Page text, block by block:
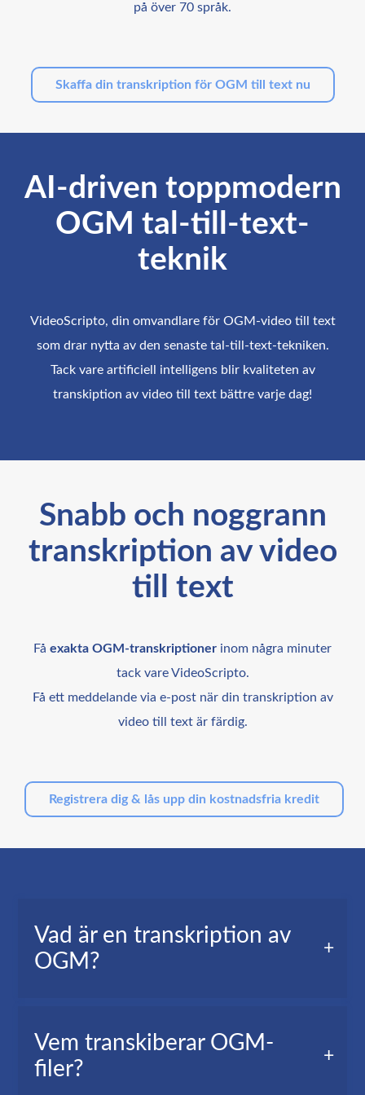
på över 70 språk.
Skaffa din transkription för OGM till text nu
AI-driven toppmodern
OGM tal-till-text-
teknik
VideoScripto, din omvandlare för OGM-video till text
som drar nytta av den senaste tal-till-text-tekniken.
Tack vare artificiell intelligens blir kvaliteten av
transkiption av video till text bättre varje dag!
Snabb och noggrann
transkription av video
till text
Få exakta OGM-transkriptioner inom några minuter
tack vare VideoScripto.
Få ett meddelande via e-post när din transkription av
video till text är färdig.
Registrera dig & lås upp din kostnadsfria kredit
Vad är en transkription av
OGM?
videotranskription, är en textversion av alla ord
som sagts i din videofil.
Vem transkiberar OGM-
filer?